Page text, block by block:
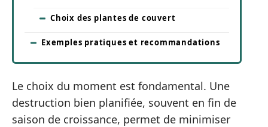
Choix des plantes de couvert
Exemples pratiques et recommandations
Le choix du moment est fondamental. Une
destruction bien planifiée, souvent en fin de
saison de croissance, permet de minimiser